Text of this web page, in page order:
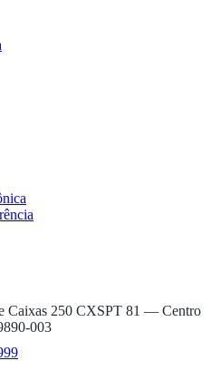
Caixas 250 CXSPT 81 — Centro
003